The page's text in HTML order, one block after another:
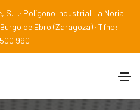
S.L.· Polígono Industrial La Noria
de Ebro (Zaragoza) · Tfno:
990